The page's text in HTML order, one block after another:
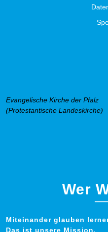
Evangelische Kirche der Pfalz
(Protestantische Landeskirche)
Wer
Miteinander glauben
Das ist unsere Mission.